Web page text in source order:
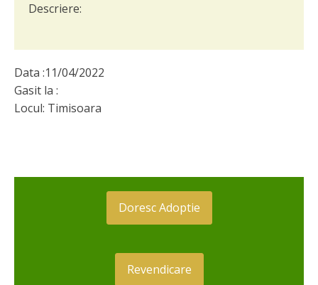
Descriere:
Data :11/04/2022
Gasit la :
Locul: Timisoara
Doresc Adoptie
Revendicare